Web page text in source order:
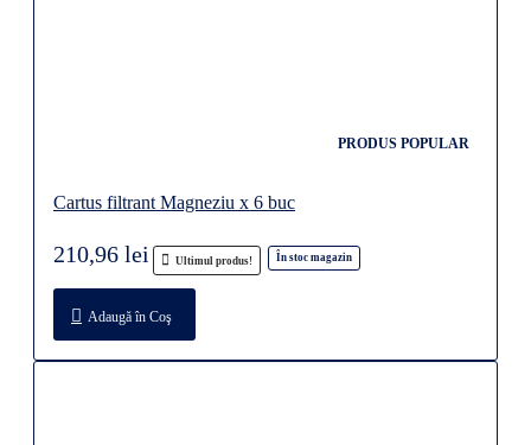
PRODUS POPULAR
Cartus filtrant Magneziu x 6 buc
Ultimul produs! În stoc magazin
210,96 lei
Adaugă în Coş